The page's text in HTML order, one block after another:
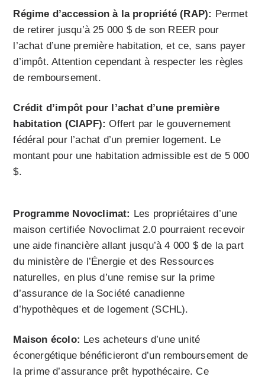
Régime d’accession à la propriété (RAP): Permet
de retirer jusqu’à 25 000 $ de son REER pour
l’achat d’une première habitation, et ce, sans payer
d’impôt. Attention cependant à respecter les règles
de remboursement.
Crédit d’impôt pour l’achat d’une première
habitation (CIAPF):Offert par le gouvernement
fédéral pour l’achat d’un premier logement. Le
montant pour une habitation admissible est de 5 000
$.
Programme Novoclimat: Les propriétaires d’une
maison certifiée Novoclimat 2.0 pourraient recevoir
une aide financière allant jusqu’à 4 000 $ de la part
du ministère de l’Énergie et des Ressources
naturelles, en plus d’une remise sur la prime
d’assurance de la Société canadienne
d’hypothèques et de logement (SCHL).
Maison écolo: Les acheteurs d’une unité
éconergétique bénéficieront d’un remboursement de
la prime d’assurance prêt hypothécaire. Ce